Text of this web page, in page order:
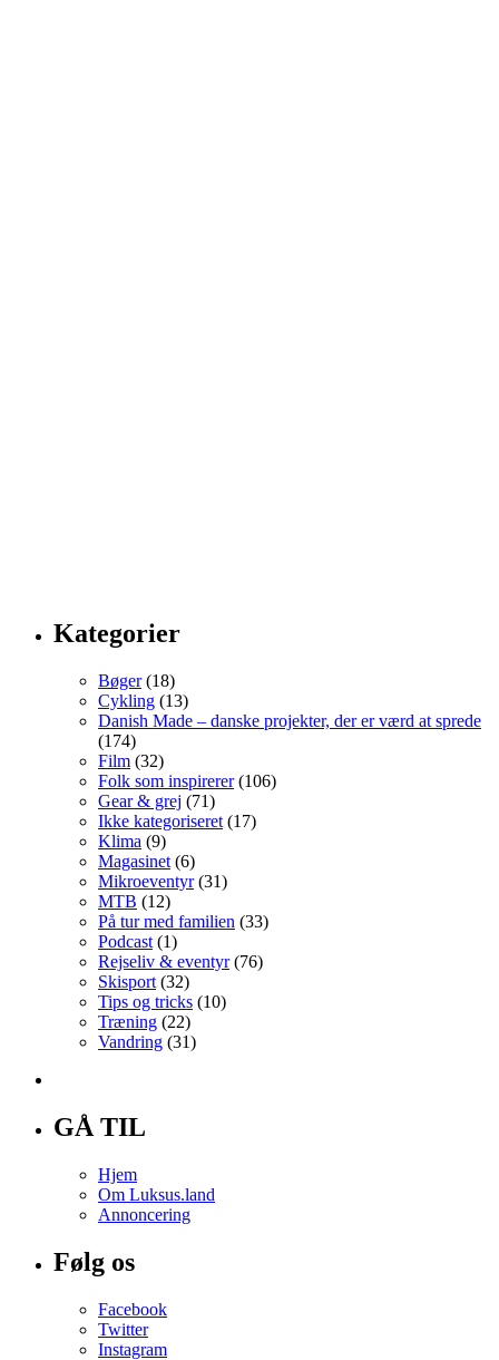
Kategorier
Bøger(18)
Cykling (13)
Danish Made – danske projekter, der er værd at sprede
(174)
Film (32)
Folk som inspirerer(106)
Gear & grej (71)
Ikke kategoriseret (17)
Klima (9)
Magasinet (6)
Mikroeventyr(31)
MTB (12)
På tur med familien (33)
Podcast (1)
Rejseliv & eventyr(76)
Skisport (32)
Tips og tricks (10)
Træning (22)
Vandring (31)
GÅ TIL
Hjem
Om Luksus.land
Annoncering
Følg os
Facebook
Twitter
Instagram